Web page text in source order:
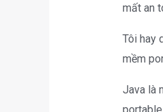
mất an
Tôi hay
mềm
Java là